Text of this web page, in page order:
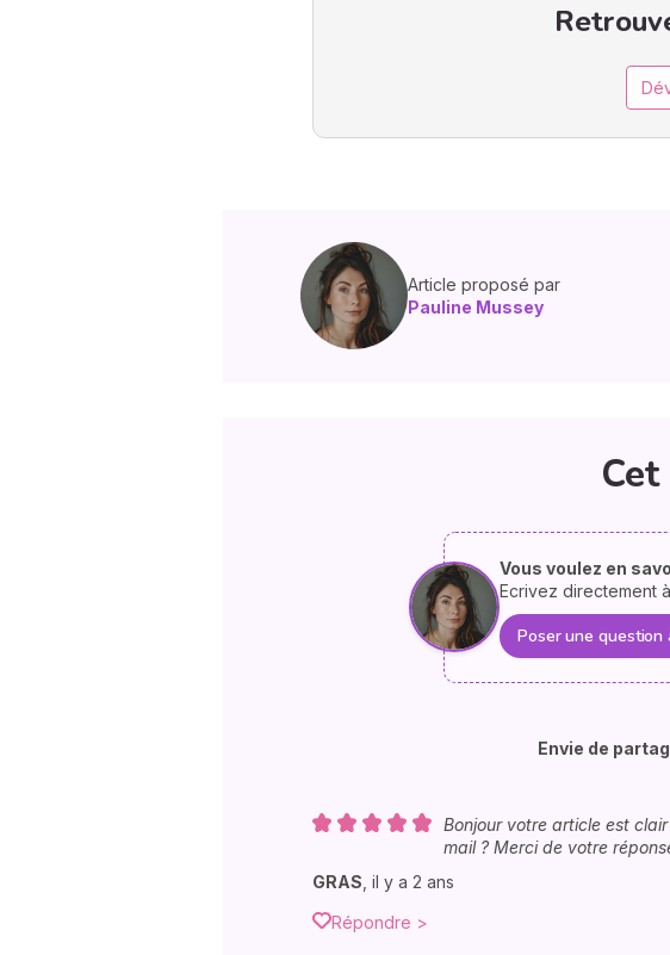
Article proposé par
Pauline Mussey
Vous voulez en
Ecrivez directement
Poser une question
Envie de
Bonjour votre article est
mail ? Merci de votre
GRAS il y a 2 ans
Répondre >